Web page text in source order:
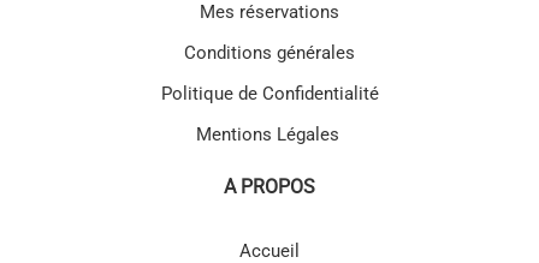
Mes réservations
Conditions générales
Politique de Confidentialité
Mentions Légales
A PROPOS
Accueil